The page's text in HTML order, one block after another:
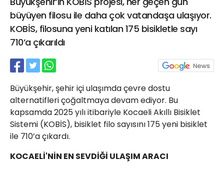
büyüyen filosu ile daha çok vatandaşa ulaşıyor.
KOBİS, filosuna yeni katılan 175 bisikletle sayı
710’a çıkarıldı
Büyükşehir, şehir içi ulaşımda çevre dostu
alternatifleri çoğaltmaya devam ediyor. Bu
kapsamda 2025 yılı itibariyle Kocaeli Akıllı Bisiklet
Sistemi (KOBİS), bisiklet filo sayısını 175 yeni bisiklet
ile 710’a çıkardı.
KOCAELİ'NİN EN SEVDİĞİ ULAŞIM ARACI
21 Gölcük
02624132333